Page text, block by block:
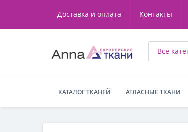
Доставка и оплата Контакты
Все
КАТАЛОГ ТКАНЕЙ АТЛАСНЫЕ ТКАНИ